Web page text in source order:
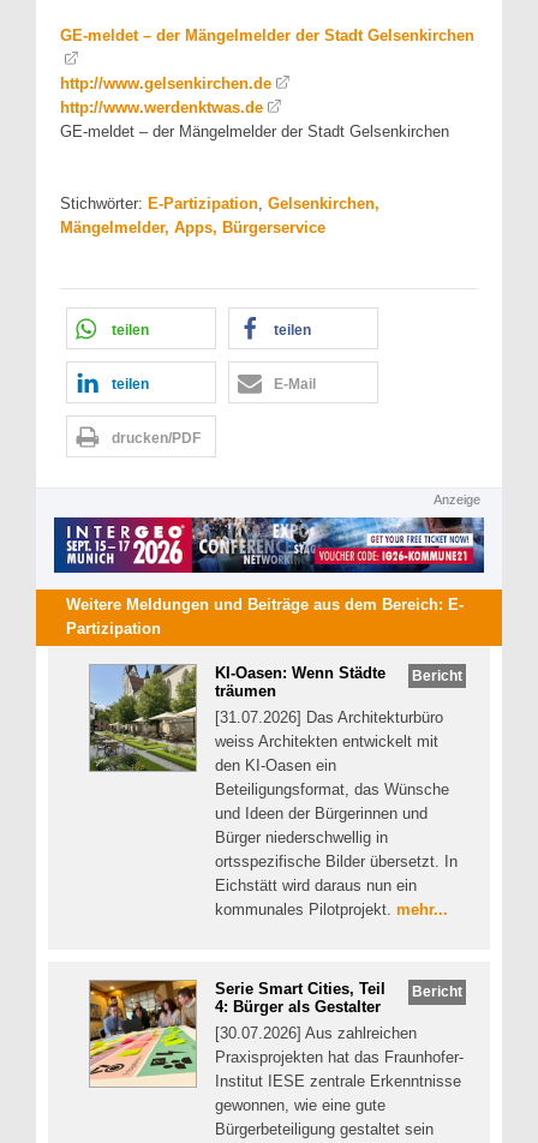
GE-meldet – der Mängelmelder der Stadt Gelsenkirchen
http://www.gelsenkirchen.de
http://www.werdenktwas.de
GE-meldet – der Mängelmelder der Stadt Gelsenkirchen
Stichwörter: E-Partizipation, Gelsenkirchen,
Mängelmelder, Apps, Bürgerservice
teilen teilen
teilen E-Mail
drucken/PDF
Anzeige
Weitere Meldungen und Beiträge aus dem Bereich: E-
Partizipation
Bericht
KI-Oasen: Wenn Städte
träumen
[31.07.2026] Das Architekturbüro
weiss Architekten entwickelt mit
den KI-Oasen ein
Beteiligungsformat, das Wünsche
und Ideen der Bürgerinnen und
Bürger niederschwellig in
ortsspezifische Bilder übersetzt. In
Eichstätt wird daraus nun ein
kommunales Pilotprojekt. mehr...
Bericht
Serie Smart Cities, Teil
4: Bürger als Gestalter
[30.07.2026] Aus zahlreichen
Praxisprojekten hat das Fraunhofer-
Institut IESE zentrale Erkenntnisse
gewonnen, wie eine gute
Bürgerbeteiligung gestaltet sein